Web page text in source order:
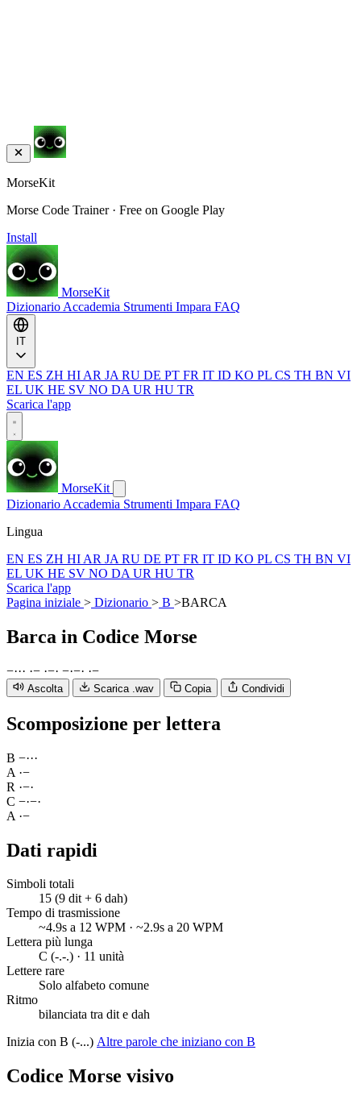
MorseKit
Morse Code Trainer · Free on Google Play
Install
MorseKit
Dizionario Accademia Strumenti Impara FAQ
EN ES ZH HI AR JA RU DE PT FR IT ID KO PL CS TH BN VI
EL UK HE SV NO DA UR HU TR
Scarica l'app
MorseKit
Dizionario Accademia Strumenti Impara FAQ
Lingua
EN ES ZH HI AR JA RU DE PT FR IT ID KO PL CS TH BN VI
EL UK HE SV NO DA UR HU TR
Scarica l'app
Pagina iniziale > Dizionario > B >BARCA
Barca in Codice Morse
−··· ·− ·−· −·−· ·−
Ascolta Scarica .wav Copia Condividi
Scomposizione per lettera
B −···
A ·−
R ·−·
C −·−·
A ·−
Dati rapidi
Simboli totali
15 (9 dit + 6 dah)
Tempo di trasmissione
~4.9s a 12 WPM · ~2.9s a 20 WPM
Lettera più lunga
C (-.-.) · 11 unità
Lettere rare
Solo alfabeto comune
Ritmo
bilanciata tra dit e dah
Inizia con B (-...) Altre parole che iniziano con B
Codice Morse visivo